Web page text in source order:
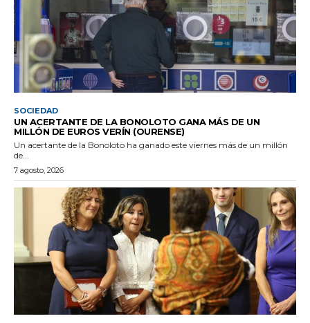
SOCIEDAD
UN ACERTANTE DE LA BONOLOTO GANA MÁS DE UN
MILLÓN DE EUROS VERÍN (OURENSE)
Un acertante de la Bonoloto ha ganado este viernes más de un millón
de...
7 agosto, 2026